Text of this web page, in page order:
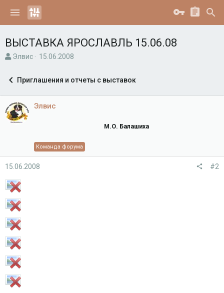
ВЫСТАВКА ЯРОСЛАВЛЬ 15.06.08
А
о
т
е
м
Элвис
Д
а
а
а
15.06.2008
Приглашения и отчеты с выставок
Элвис
М.О. Балашиха
Команда форума
15.06.2008 #2